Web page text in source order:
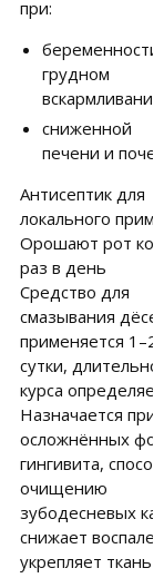
при:
грудном
сниженной
печени и почек
Антисептик для
локального
Орошают рот
раз в день
Средство для
смазывания
применяется 1–2
сутки,
курса
Назначается при
осложнённых
гингивита,
очищению
зубодесневых
снижает
укрепляет ткань